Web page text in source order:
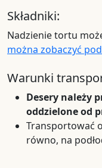
Składniki:
Nadzienie tortu
można zobaczyć
Warunki
Desery należy
oddzielone od
Transportować
równo, na